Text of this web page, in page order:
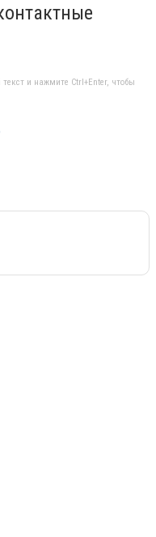
и нажмите Ctrl+Enter, чтобы